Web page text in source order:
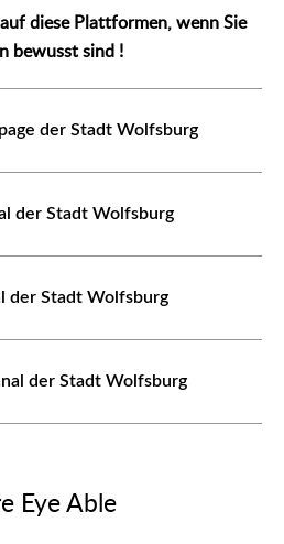
diese Plattformen, wenn Sie
bewusst sind !
der Stadt Wolfsburg
der Stadt Wolfsburg
der Stadt Wolfsburg
der Stadt Wolfsburg
Eye Able